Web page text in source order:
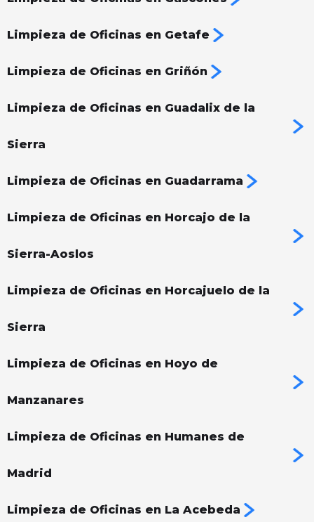
Limpieza de Oficinas en Getafe
Limpieza de Oficinas en Griñón
Limpieza de Oficinas en Guadalix de la
Sierra
Limpieza de Oficinas en Guadarrama
Limpieza de Oficinas en Horcajo de la
Sierra-Aoslos
Limpieza de Oficinas en Horcajuelo de la
Sierra
Limpieza de Oficinas en Hoyo de
Manzanares
Limpieza de Oficinas en Humanes de
Madrid
Limpieza de Oficinas en La Acebeda